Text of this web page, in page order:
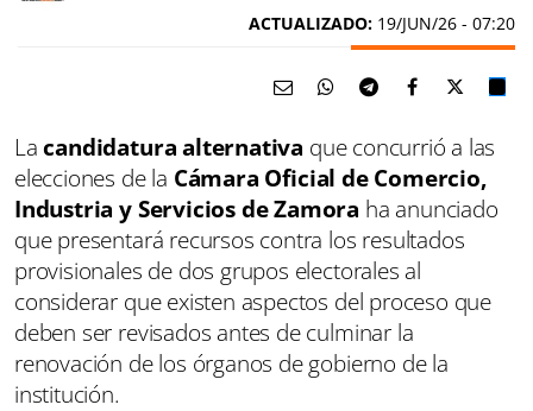
ACTUALIZADO: 19/JUN/26 - 07:20
Lacandidatura alternativa que concurrió a las
elecciones de la Cámara Oficial de Comercio,
Industria y Servicios de Zamora ha anunciado
que presentará recursos contra los resultados
provisionales de dos grupos electorales al
considerar que existen aspectos del proceso que
deben ser revisados antes de culminar la
renovación de los órganos de gobierno de la
institución.